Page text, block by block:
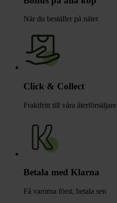
När du beställer på nätet
Click & Collect
Fraktfritt till våra återförsäljare
Betala med Klarna
Få varorna först, betala sen